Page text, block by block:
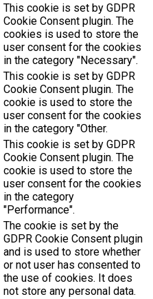
This cookie is set by GDPR
Cookie Consent plugin. The
cookies is used to store the
user consent for the cookies
in the category "Necessary".
This cookie is set by GDPR
Cookie Consent plugin. The
cookie is used to store the
user consent for the cookies
in the category "Other.
This cookie is set by GDPR
Cookie Consent plugin. The
cookie is used to store the
user consent for the cookies
in the category
"Performance".
The cookie is set by the
GDPR Cookie Consent plugin
and is used to store whether
or not user has consented to
the use of cookies. It does
not store any personal data.